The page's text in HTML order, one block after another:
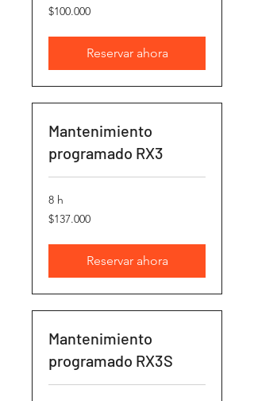
100.000
pesos
$100.000
Reservar ahora
Mantenimiento
programado RX3
8 h
137.000
pesos
$137.000
Reservar ahora
Mantenimiento
programado RX3S